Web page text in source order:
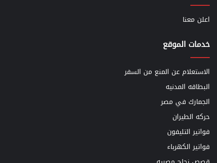
اعلن معنا
خدمات الموقع
الاستعلام عن المنع من السفر
البطاقه المدنيه
الجمارك في مصر
حركه الطيران
فواتير التليفون
فواتير الكهرباء